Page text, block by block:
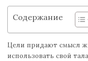
Содержание
Цели придают смысл
использовать свой